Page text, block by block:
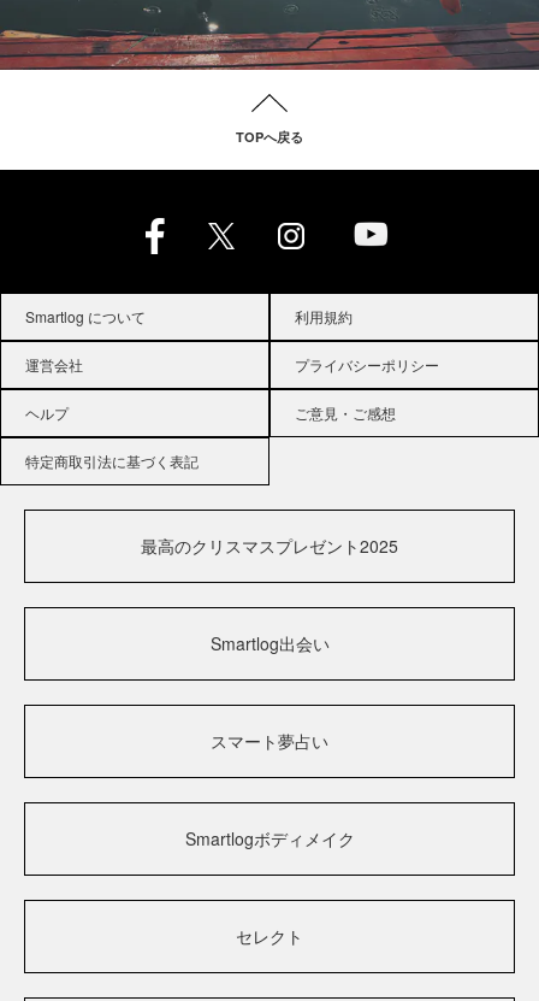
TOPへ戻る
Smartlog について 利用規約
運営会社 プライバシーポリシー
ヘルプ ご意見・ご感想
特定商取引法に基づく表記
最高のクリスマスプレゼント2025
Smartlog出会い
スマート夢占い
Smartlogボディメイク
セレクト